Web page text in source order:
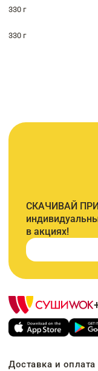
330 г
330 г
СКАЧИВАЙ
в акциях!
Доставка и оплата